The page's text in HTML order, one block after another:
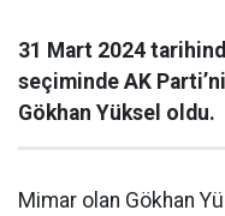
31 Mart 2024
seçiminde AK
Gökhan Yüksel oldu.
Mimar olan Gökhan